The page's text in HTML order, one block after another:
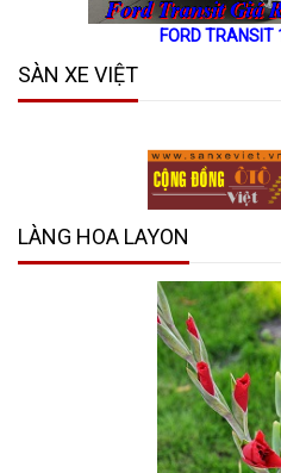
FORD TRANSIT
SÀN XE VIỆT
LÀNG HOA LAYON